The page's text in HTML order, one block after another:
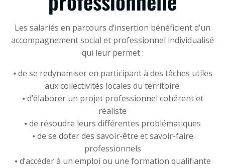
Les salariés en parcours d’insertion bénéficient d’un
accompagnement social et professionnel individualisé
qui leur permet :
⦁ de se redynamiser en participant à des tâches utiles
aux collectivités locales du territoire.
⦁ d’élaborer un projet professionnel cohérent et
réaliste
⦁ de résoudre leurs différentes problématiques
⦁ de se doter des savoir-être et savoir-faire
professionnels
⦁ d’accéder à un emploi ou une formation qualifiante